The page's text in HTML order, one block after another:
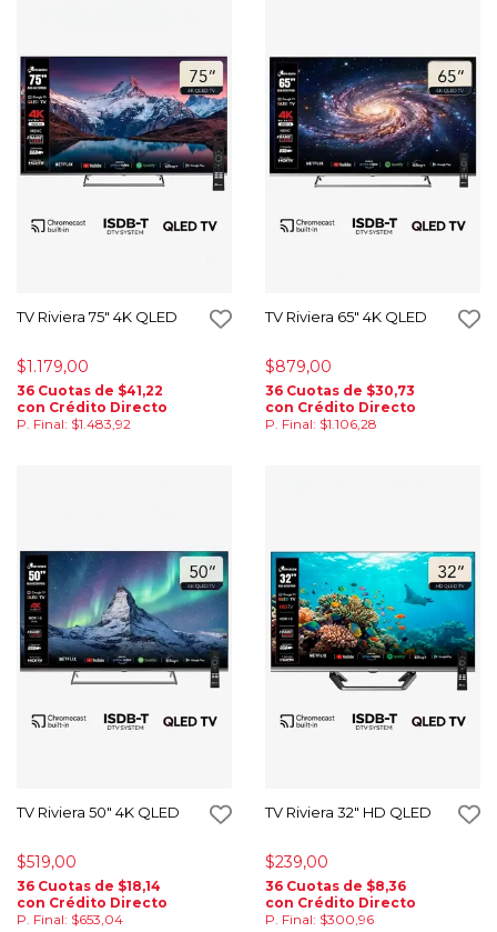
TV Riviera 75" 4K QLED
$1.179,00
36 Cuotas de $41,22
con Crédito Directo
P. Final: $1.483,92
TV Riviera 65" 4K QLED
$879,00
36 Cuotas de $30,73
con Crédito Directo
P. Final: $1.106,28
TV Riviera 50" 4K QLED
$519,00
36 Cuotas de $18,14
con Crédito Directo
P. Final: $653,04
TV Riviera 32" HD QLED
$239,00
36 Cuotas de $8,36
con Crédito Directo
P. Final: $300,96